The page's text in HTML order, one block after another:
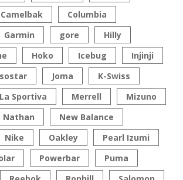
Camelbak
Columbia
Garmin gore
Hilly
Hoko Icebug
Injinji
Joma
K-Swiss
La Sportiva Merrell
Mizuno
Nathan
New Balance
Nike Oakley
Pearl Izumi
Powerbar
Puma